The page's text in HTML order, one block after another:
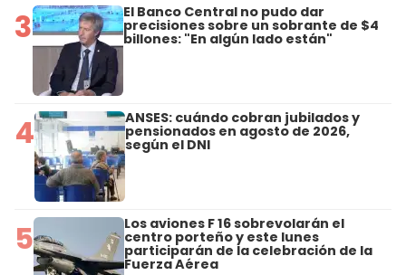
3 El Banco Central no pudo dar
precisiones sobre un sobrante de $4
billones: "En algún lado están"
4 ANSES: cuándo cobran jubilados y
pensionados en agosto de 2026,
según el DNI
5 Los aviones F 16 sobrevolarán el
centro porteño y este lunes
participarán de la celebración de la
Fuerza Aérea